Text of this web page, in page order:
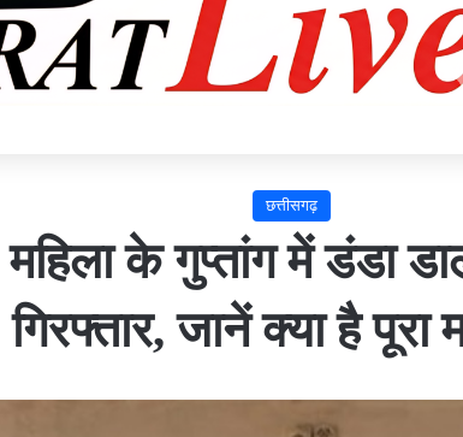
छत्तीसगढ़
के गुप्तांग में डंडा
गिरफ्तार, जानें क्या है पूरा